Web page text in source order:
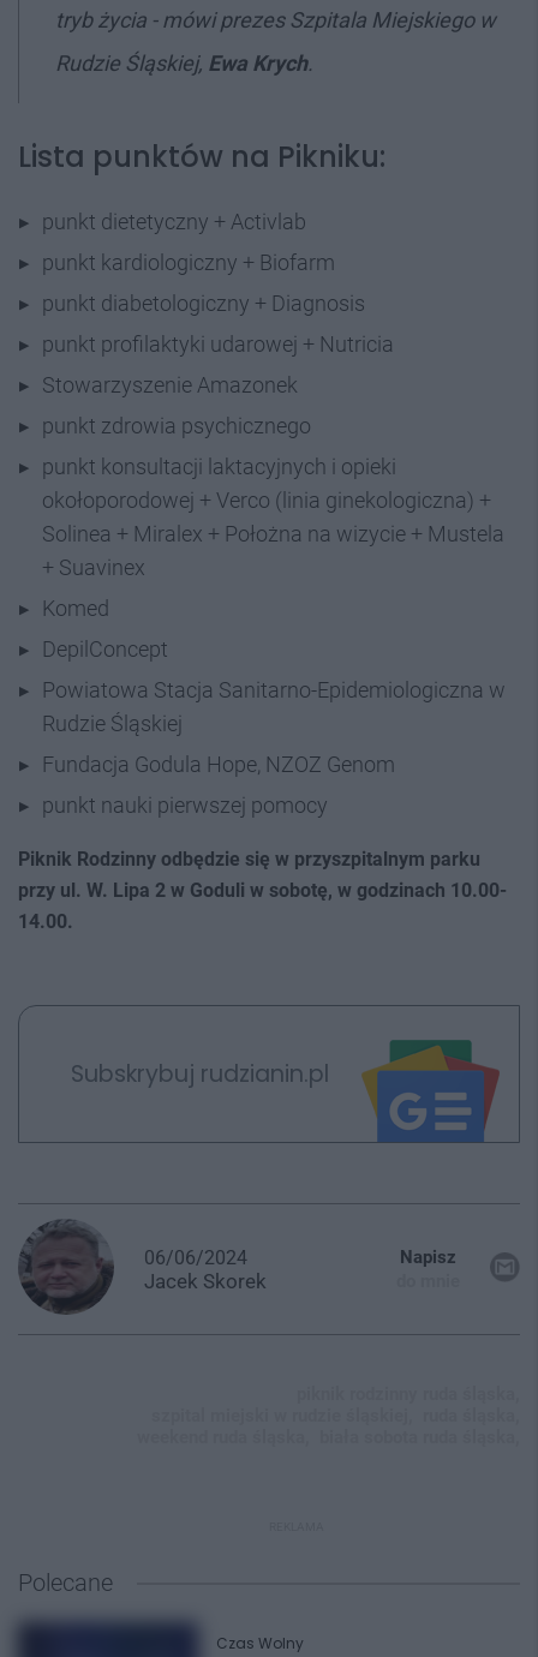
tryb życia - mówi prezes Szpitala Miejskiego w
Rudzie Śląskiej, Ewa Krych.
Lista punktów na Pikniku:
punkt dietetyczny + Activlab
punkt kardiologiczny + Biofarm
punkt diabetologiczny + Diagnosis
punkt profilaktyki udarowej + Nutricia
Stowarzyszenie Amazonek
punkt zdrowia psychicznego
punkt konsultacji laktacyjnych i opieki
okołoporodowej + Verco (linia ginekologiczna) +
Solinea + Miralex + Położna na wizycie + Mustela
+ Suavinex
Komed
DepilConcept
Powiatowa Stacja Sanitarno-Epidemiologiczna w
Rudzie Śląskiej
Fundacja Godula Hope, NZOZ Genom
punkt nauki pierwszej pomocy
Piknik Rodzinny odbędzie się w przyszpitalnym parku
przy ul. W. Lipa 2 w Goduli w sobotę, w godzinach 10.00-
14.00.
Subskrybuj rudzianin.pl
06/06/2024
Jacek Skorek
Napisz
Polecane
Czas Wolny